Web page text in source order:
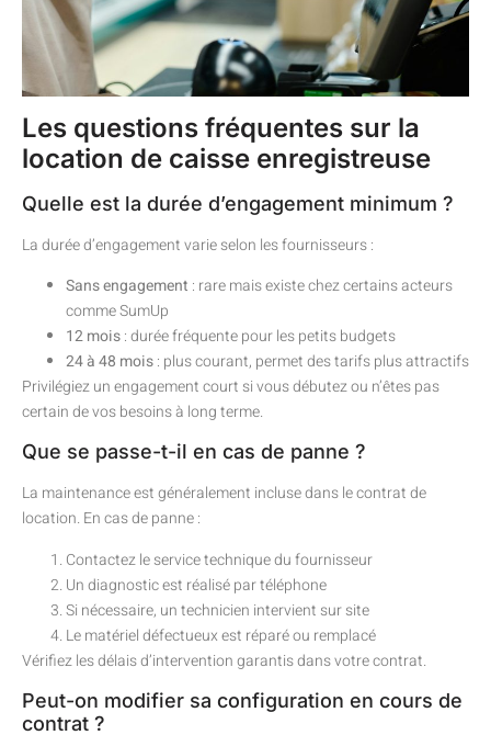
Les questions fréquentes sur la
location de caisse enregistreuse
Quelle est la durée d’engagement minimum ?
La durée d’engagement varie selon les fournisseurs :
Sans engagement : rare mais existe chez certains acteurs
comme SumUp
12 mois: durée fréquente pour les petits budgets
24 à 48 mois: plus courant, permet des tarifs plus attractifs
Privilégiez un engagement court si vous débutez ou n’êtes pas
certain de vos besoins à long terme.
Que se passe-t-il en cas de panne ?
La maintenance est généralement incluse dans le contrat de
location. En cas de panne :
Contactez le service technique du fournisseur
Un diagnostic est réalisé par téléphone
Si nécessaire, un technicien intervient sur site
Le matériel défectueux est réparé ou remplacé
Vérifiez les délais d’intervention garantis dans votre contrat.
Peut-on modifier sa configuration en cours de
contrat ?